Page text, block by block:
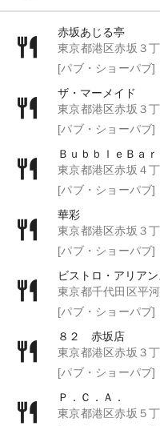
赤坂あじる亭
東京都港区赤坂３
[パブ・ショーパブ]
ザ・マーメイド
東京都港区赤坂３
[パブ・ショーパブ]
ＢｕｂｂｌｅＢａｒ
東京都港区赤坂４
[パブ・ショーパブ]
華彩
東京都港区赤坂３
[パブ・ショーパブ]
ビストロ・アリアン
東京都千代田区平
[パブ・ショーパブ]
８２ 赤坂店
東京都港区赤坂３丁
[パブ・ショーパブ]
Ｐ．Ｃ．Ａ．
東京都港区赤坂５丁